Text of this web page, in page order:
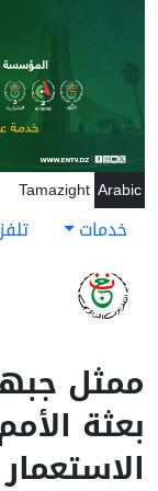
تجاوز إلى المحتوى
Arabic
Tamazight
خدمات
ممثل
بعثة